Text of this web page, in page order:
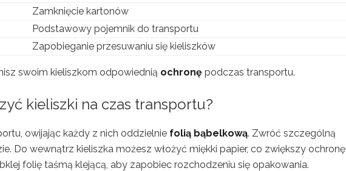
Zamknięcie kartonów
Podstawowy pojemnik do transportu
Zapobieganie przesuwaniu się kieliszków
swoim kieliszkom odpowiednią ochronę podczas transportu.
kieliszki na czas transportu?
owijając każdy z nich oddzielnie folią bąbelkową. Zwróć szczególną
Do wewnątrz kieliszka możesz włożyć miękki papier, co zwiększy ochronę
folię taśmą klejącą, aby zapobiec rozchodzeniu się opakowania.